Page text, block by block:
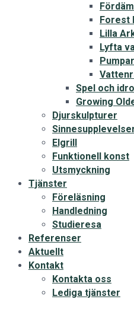
Forest
Lilla
Lyfta
Pumpar
Spel och
Growing
Djurskulpturer
Elgrill
Funktionell konst
Utsmyckning
Tjänster
Föreläsning
Handledning
Studieresa
Referenser
Aktuellt
Kontakt
Kontakta oss
Lediga tjänster